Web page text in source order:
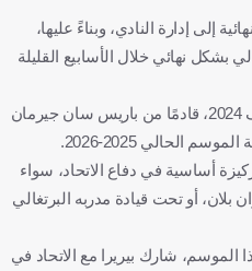
إلى إدارة النادي، وبناءً عليها،
بشكل نهائي خلال الأسابيع القليلة
دانيلو بيريرا انتقل إلى الاتحاد في صيف 2024، قادمًا من باريس سان جيرمان
الحالي 2025-2026.
أساسية في دفاع الاتحاد، سواء
أو تحت قيادة مدربه البرتغالي
شارك بيريرا مع الاتحاد في